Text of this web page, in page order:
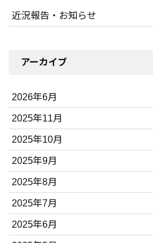
近況報告・お知らせ
アーカイブ
2026年6月
2025年11月
2025年10月
2025年9月
2025年8月
2025年7月
2025年6月